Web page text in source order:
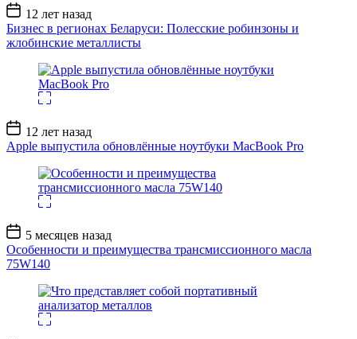
Дата
записи
12 лет назад
Бизнес в регионах Беларуси: Полесские робинзоны и
жлобинские металлисты
Дата
записи
12 лет назад
Apple выпустила обновлённые ноутбуки MacBook Pro
Дата
записи
5 месяцев назад
Особенности и преимущества трансмиссионного масла
75W140